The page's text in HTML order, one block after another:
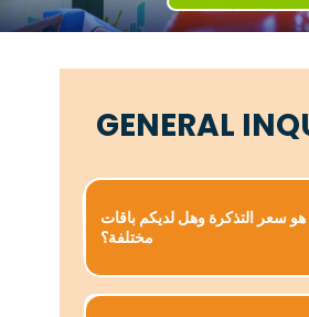
GENERAL
هو سعر التذكرة وهل لديكم باقات
مختلفة؟